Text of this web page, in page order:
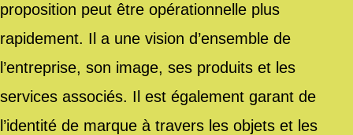
proposition peut être opérationnelle plus
rapidement. Il a une vision d’ensemble de
l’entreprise, son image, ses produits et les
services associés. Il est également garant de
l’identité de marque à travers les objets et les